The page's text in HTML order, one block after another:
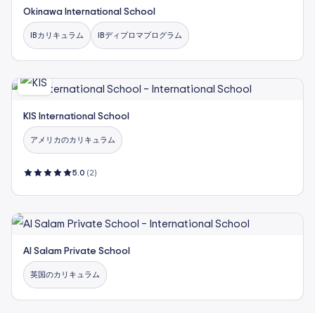
Okinawa International School
IBカリキュラム IBディプロマプログラム
KIS International School
アメリカのカリキュラム
5.0 (2)
Al Salam Private School
英国のカリキュラム